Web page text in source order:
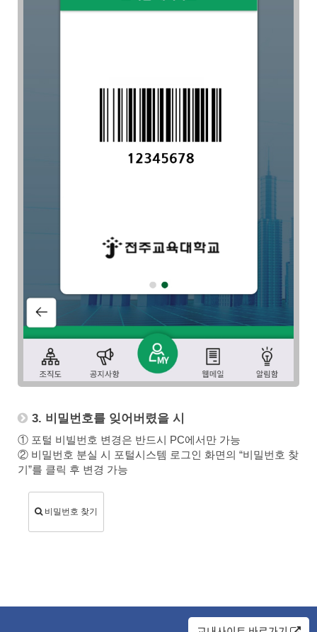
3. 비밀번호를 잊어버렸을 시
① 포털 비빌번호 변경은 반드시 PC에서만 가능
② 비밀번호 분실 시 포털시스템 로그인 화면의 “비밀번호 찾
기”를 클릭 후 변경 가능
비밀번호 찾기